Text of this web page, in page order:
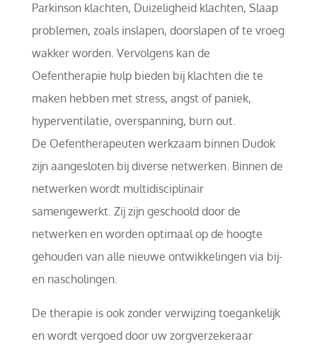
Parkinson klachten, Duizeligheid klachten, Slaap
problemen, zoals inslapen, doorslapen of te vroeg
wakker worden. Vervolgens kan de
Oefentherapie hulp bieden bij klachten die te
maken hebben met stress, angst of paniek,
hyperventilatie, overspanning, burn out.
De Oefentherapeuten werkzaam binnen Dudok
zijn aangesloten bij diverse netwerken. Binnen de
netwerken wordt multidisciplinair
samengewerkt. Zij zijn geschoold door de
netwerken en worden optimaal op de hoogte
gehouden van alle nieuwe ontwikkelingen via bij-
en nascholingen.
De therapie is ook zonder verwijzing toegankelijk
en wordt vergoed door uw zorgverzekeraar